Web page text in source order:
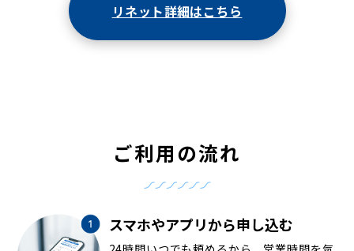
リネット詳細はこちら
ご利用の流れ
スマホやアプリから申し込む